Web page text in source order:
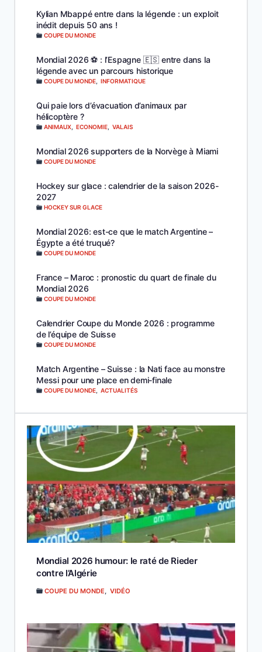
Kylian Mbappé entre dans la légende : un exploit
inédit depuis 50 ans !
COUPE DU MONDE
Mondial 2026 ⚽️ : l’Espagne 🇪🇸 entre dans la
légende avec un parcours historique
COUPE DU MONDE INFORMATIQUE
Qui paie lors d’évacuation d’animaux par
hélicoptère ?
ANIMAUX ECONOMIE VALAIS
Mondial 2026 supporters de la Norvège à Miami
COUPE DU MONDE
Hockey sur glace : calendrier de la saison 2026-
2027
HOCKEY SUR GLACE
Mondial 2026: est-ce que le match Argentine –
Égypte a été truqué?
COUPE DU MONDE
France – Maroc : pronostic du quart de finale du
Mondial 2026
COUPE DU MONDE
Calendrier Coupe du Monde 2026 : programme
de l’équipe de Suisse
COUPE DU MONDE
Match Argentine – Suisse : la Nati face au monstre
Messi pour une place en demi-finale
COUPE DU MONDE ACTUALITÉS
Mondial 2026 humour: le raté de Rieder
contre l’Algérie
COUPE DU MONDE, VIDÉO